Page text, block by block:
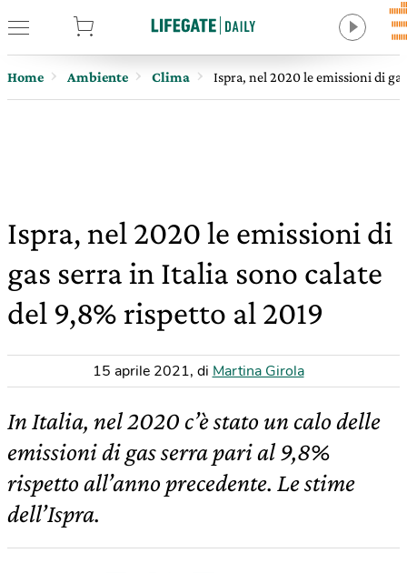
Home Ambiente Clima Ispra, nel 2020 le emissioni di
Ispra, nel 2020 le emissioni di
gas serra in Italia sono calate
del 9,8% rispetto al 2019
15 aprile 2021, di Martina Girola
In Italia, nel 2020 c’è stato un calo delle
emissioni di gas serra pari al 9,8%
rispetto all’anno precedente. Le stime
dell’Ispra.